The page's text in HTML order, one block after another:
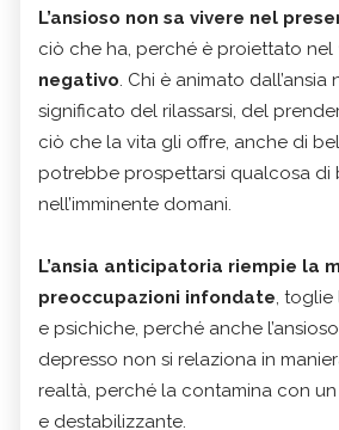
L’ansioso non sa vivere nel
ciò che ha, perché è proiettato nel
negativo. Chi è animato
significato del rilassarsi, del
ciò che la vita gli offre, anche di
potrebbe prospettarsi qualcosa di
nell’imminente domani.
L’ansia anticipatoria riempie la
preoccupazioni infondate, toglie
e psichiche, perché anche
depresso non si relaziona in
realtà, perché la contamina con
e destabilizzante.